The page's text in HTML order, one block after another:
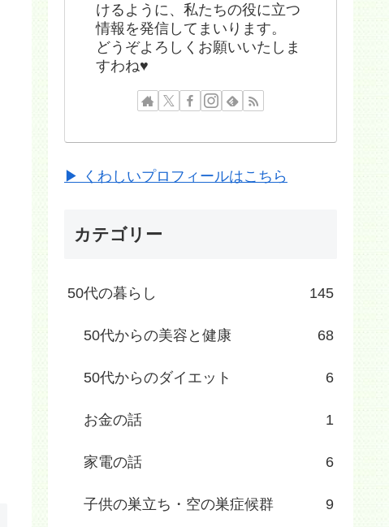
けるように、私たちの役に立つ
情報を発信してまいります。
どうぞよろしくお願いいたしま
すわね♥
▶ くわしいプロフィールはこちら
カテゴリー
50代の暮らし 145
50代からの美容と健康 68
50代からのダイエット 6
お金の話 1
家電の話 6
子供の巣立ち・空の巣症候群 9